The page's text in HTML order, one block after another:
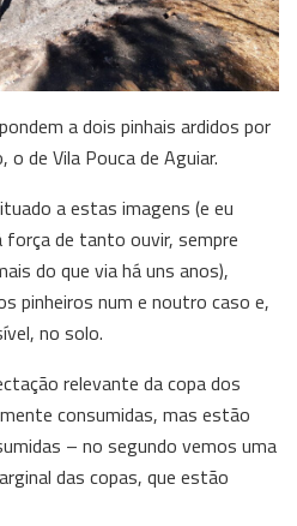
a dois pinhais ardidos por
de Vila Pouca de Aguiar.
a estas imagens (e eu
força de tanto ouvir, sempre
do que via há uns anos),
pinheiros num e noutro caso e,
no solo.
relevante da copa dos
consumidas, mas estão
– no segundo vemos uma
das copas, que estão